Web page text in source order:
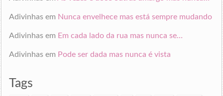
Adivinhasem Nunca envelhece mas está sempre mudando
Adivinhasem Em cada lado da rua mas nunca se…
Adivinhasem Pode ser dada mas nunca é vista
Tags